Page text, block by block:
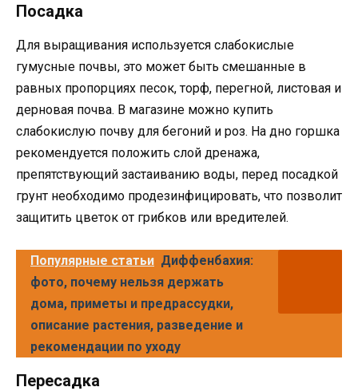
Посадка
Для выращивания используется слабокислые
гумусные почвы, это может быть смешанные в
равных пропорциях песок, торф, перегной, листовая и
дерновая почва. В магазине можно купить
слабокислую почву для бегоний и роз. На дно горшка
рекомендуется положить слой дренажа,
препятствующий застаиванию воды, перед посадкой
грунт необходимо продезинфицировать, что позволит
защитить цветок от грибков или вредителей.
Популярные статьи Диффенбахия:
фото, почему нельзя держать
дома, приметы и предрассудки,
описание растения, разведение и
рекомендации по уходу
Пересадка